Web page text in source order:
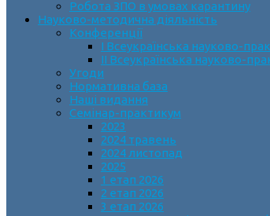
Робота ЗПО в умовах карантину
Науково-методична діяльність
Конференції
І Всеукраїнська науково-
ІІ Всеукраїнська науково-
Угоди
Нормативна база
Наші видання
Семінар-практикум
2023
2024 травень
2024 листопад
2025
1 етап 2026
2 етап 2026
3 етап 2026